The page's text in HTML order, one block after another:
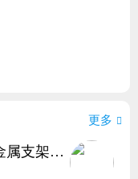
更多 
金属冠,贴面,种植,个性化基台,金属支架,杆卡,HPP支架